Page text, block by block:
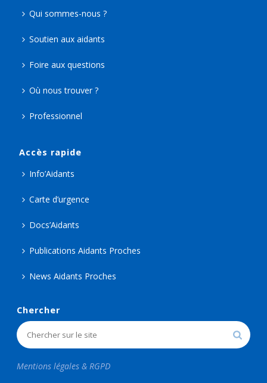
Qui sommes-nous ?
Soutien aux aidants
Foire aux questions
Où nous trouver ?
Professionnel
Accès rapide
Info’Aidants
Carte d’urgence
Docs’Aidants
Publications Aidants Proches
News Aidants Proches
Chercher
Mentions légales & RGPD